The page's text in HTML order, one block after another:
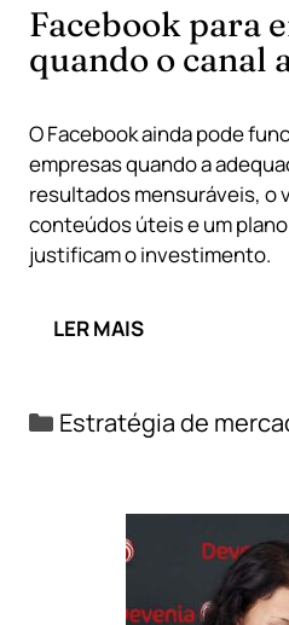
Facebook para
quando o canal
O Facebook ainda pode
empresas quando a
resultados mensuráveis, o
conteúdos úteis e um
justificam o investimento.
LER MAIS
Categorias
Estratégia de